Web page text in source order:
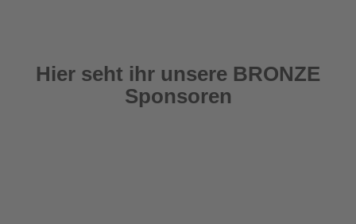
Hier seht ihr unsere BRONZE
Sponsoren